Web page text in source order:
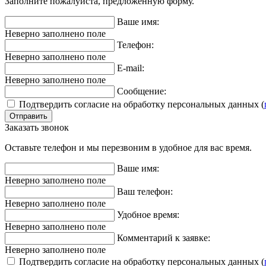
Ваше имя:
Неверно заполнено поле
Телефон:
Неверно заполнено поле
E-mail:
Неверно заполнено поле
Сообщение:
Подтвердить согласие на обработку персональных данных (
Заказать звонок
Оставьте телефон и мы перезвоним в удобное для вас время.
Ваше имя:
Неверно заполнено поле
Ваш телефон:
Неверно заполнено поле
Удобное время:
Неверно заполнено поле
Комментарий к заявке:
Неверно заполнено поле
Подтвердить согласие на обработку персональных данных (